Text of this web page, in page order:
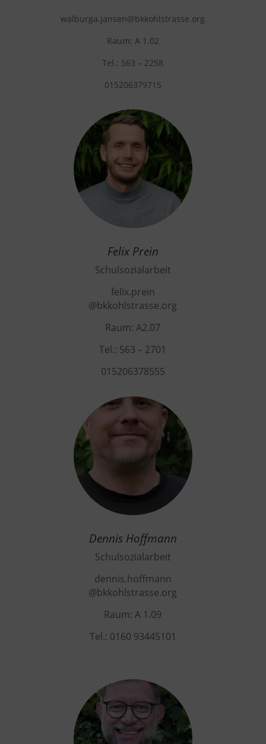
walburga.jansen@bkkohlstrasse.org
Raum: A 1.02
Tel.: 563 – 2258
015206379715
Felix Prein
Schulsozialarbeit
felix.prein
@bkkohlstrasse.org
Raum:A2.07
Tel.: 563 – 2701
015206378555
Dennis Hoffmann
Schulsozialarbeit
dennis.hoffmann
@bkkohlstrasse.org
Raum:A 1.09
Tel.: 0160 93445101‬